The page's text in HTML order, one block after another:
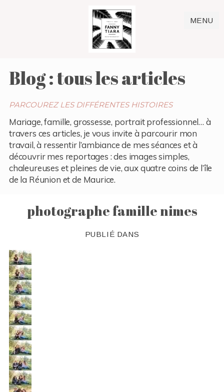
MENU
Blog : tous les articles
PARCOUREZ LES DIFFÉRENTES HISTOIRES
Mariage, famille, grossesse, portrait professionnel… à
travers ces articles, je vous invite à parcourir mon
travail, à ressentir l’ambiance de mes séances et à
découvrir mes reportages : des images simples,
chaleureuses et pleines de vie, aux quatre coins de l’île
de la Réunion et de Maurice.
photographe famille nimes
PUBLIÉ DANS